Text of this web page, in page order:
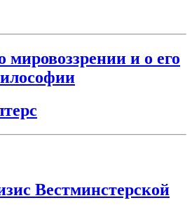
и о его
Вестминстерской